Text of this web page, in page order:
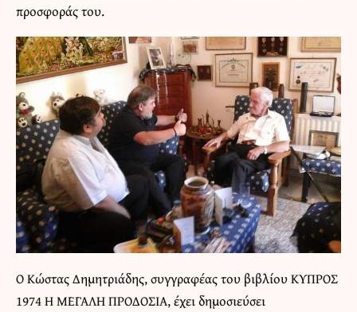
προσφοράς του.
Ο Κώστας Δημητριάδης, συγγραφέας του βιβλίουΚΥΠΡΟΣ
1974 Η ΜΕΓΑΛΗ ΠΡΟΔΟΣΙΑ, έχει δημοσιεύσει